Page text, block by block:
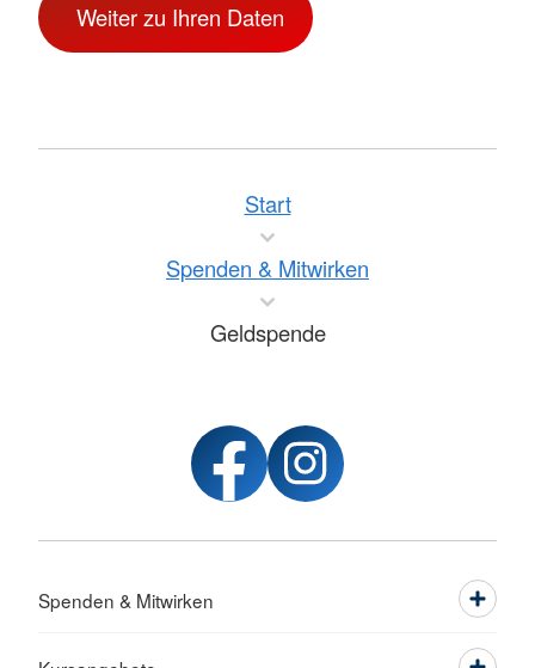
Weiter zu Ihren Daten
Start
Spenden & Mitwirken
Geldspende
Spenden & Mitwirken